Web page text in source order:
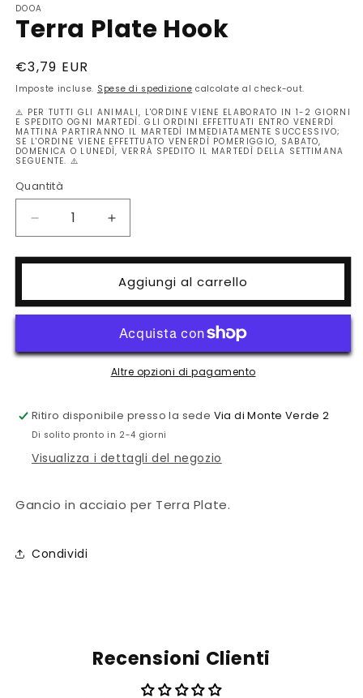
multimediali
1
DOOA
Terra Plate Hook
Prezzo
di
listino
€3,79 EUR
Imposte incluse. Spese di spedizione calcolate al check-out.
⚠️ PER TUTTI GLI ANIMALI, L'ORDINE VIENE ELABORATO IN 1-2 GIORNI
E SPEDITO OGNI MARTEDÌ. GLI ORDINI EFFETTUATI ENTRO VENERDÌ
MATTINA PARTIRANNO IL MARTEDÌ IMMEDIATAMENTE SUCCESSIVO;
SE L'ORDINE VIENE EFFETTUATO VENERDÌ POMERIGGIO, SABATO,
DOMENICA O LUNEDÌ, VERRÀ SPEDITO IL MARTEDÌ DELLA SETTIMANA
SEGUENTE. ⚠️
Quantità
Quantità
Diminuisci
quantità
per
Hook
Aumenta
quantità
per
Terra
Plate
Hook
Aggiungi al carrello
Altre opzioni di pagamento
Ritiro disponibile presso la sede Via di Monte Verde 2
Di solito pronto in 2-4 giorni
Visualizza i dettagli del negozio
Gancio in acciaio per Terra Plate.
Condividi
Recensioni Clienti